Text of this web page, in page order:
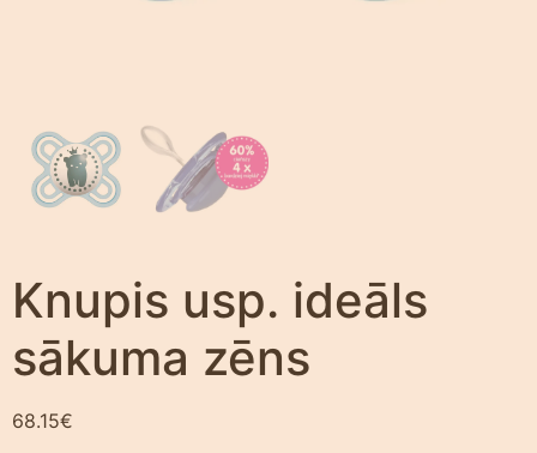
Knupis usp. ideāls
sākuma zēns
68.15€